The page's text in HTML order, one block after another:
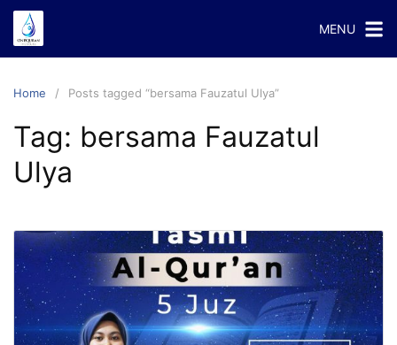
Skip
content
MENU
Home Posts tagged “bersama Fauzatul Ulya”
Tag: bersama Fauzatul
Ulya